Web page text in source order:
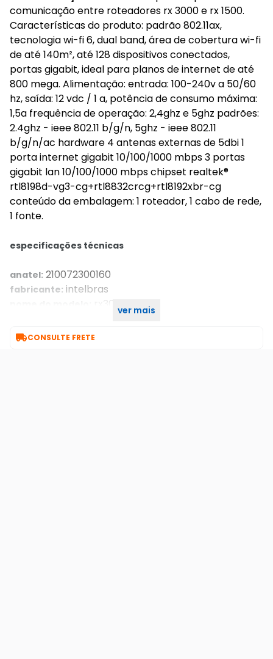
comunicação entre roteadores rx 3000 e rx 1500.
Características do produto: padrão 802.11ax,
tecnologia wi-fi 6, dual band, área de cobertura wi-fi
de até 140m², até 128 dispositivos conectados,
portas gigabit, ideal para planos de internet de até
800 mega. Alimentação: entrada: 100-240v a 50/60
hz, saída: 12 vdc / 1 a, potência de consumo máxima:
1,5a frequência de operação: 2,4ghz e 5ghz padrões:
2.4ghz - ieee 802.11 b/g/n, 5ghz - ieee 802.11
b/g/n/ac hardware 4 antenas externas de 5dbi 1
porta internet gigabit 10/100/1000 mbps 3 portas
gigabit lan 10/100/1000 mbps chipset realtek®
rtl8198d-vg3-cg+rtl8832crcg+rtl8192xbr-cg
conteúdo da embalagem: 1 roteador, 1 cabo de rede,
1 fonte.
especificações técnicas
anatel: 210072300160
fabricante: intelbras
rx3000ver mais
CONSULTE FRETE